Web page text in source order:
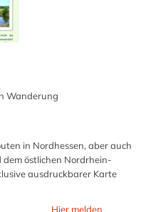
Wanderung
in Nordhessen, aber auch
dem östlichen Nordrhein-
ausdruckbarer Karte
Hier melden